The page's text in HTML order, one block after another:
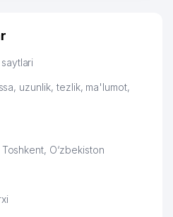
uzunlik, tezlik, ma'lumot,
O‘zbekiston